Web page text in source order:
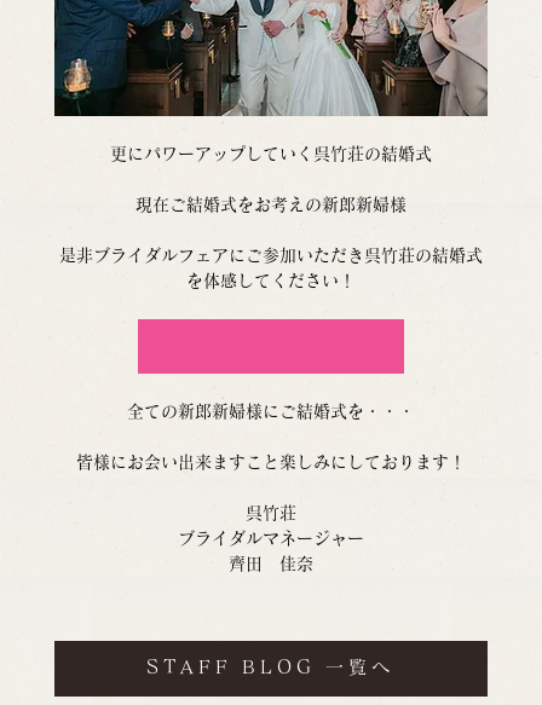
更にパワーアップしていく呉竹荘の結婚式
現在ご結婚式をお考えの新郎新婦様
是非ブライダルフェアにご参加いただき呉竹荘の結婚式
を体感してください！
全ての新郎新婦様にご結婚式を・・・
皆様にお会い出来ますこと楽しみにしております！
呉竹荘
ブライダルマネージャー
齊田　佳奈
STAFF BLOG 一覧へ